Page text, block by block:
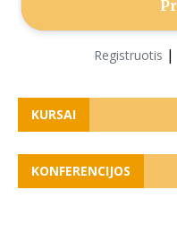
Registruotis |
KURSAI
KONFERENCIJOS